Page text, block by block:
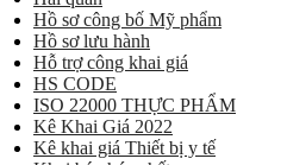
Hồ sơ công bố Mỹ phẩm
Hồ sơ lưu hành
Hỗ trợ công khai giá
HS CODE
ISO 22000 THỰC PHẨM
Kê Khai Giá 2022
Kê khai giá Thiết bị y tế